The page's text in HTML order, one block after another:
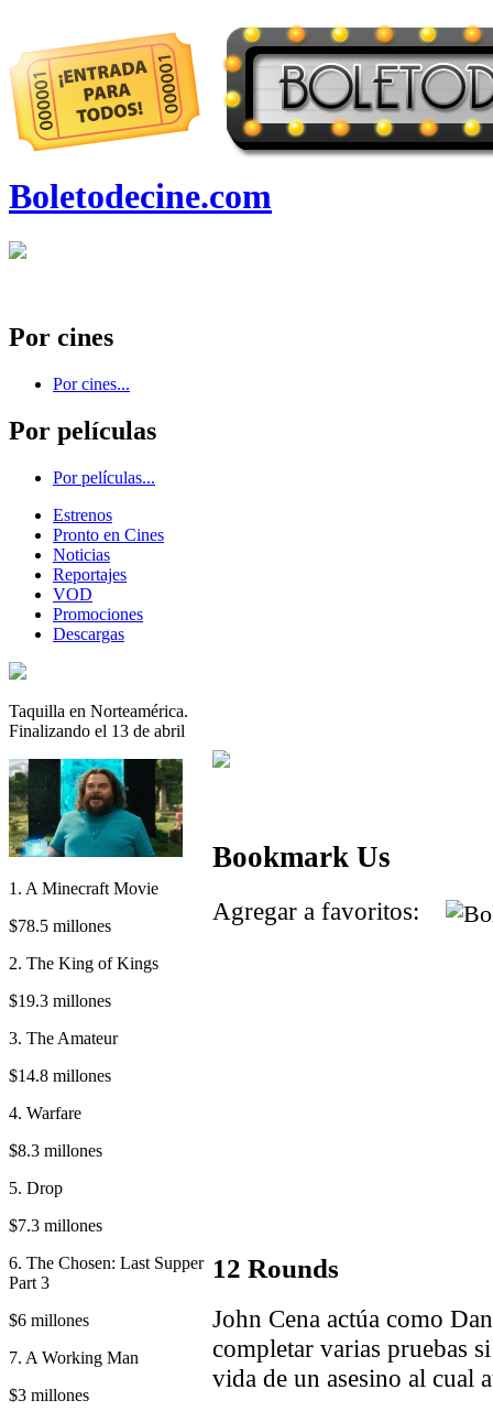
Boletodecine.com
Por cines
Por cines...
Por películas
Por películas...
Estrenos
Pronto en Cines
Noticias
Reportajes
VOD
Promociones
Descargas
Taquilla en Norteamérica.
Finalizando el 13 de abril
1. A Minecraft Movie
$78.5 millones
2. The King of Kings
$19.3 millones
3. The Amateur
$14.8 millones
4. Warfare
$8.3 millones
5. Drop
$7.3 millones
6. The Chosen: Last Supper
Part 3
$6 millones
7. A Working Man
$3 millones
Bookmark Us
Agregar a favoritos:
12 Rounds
John Cena actúa como
completar varias pruebas
vida de un asesino al cual